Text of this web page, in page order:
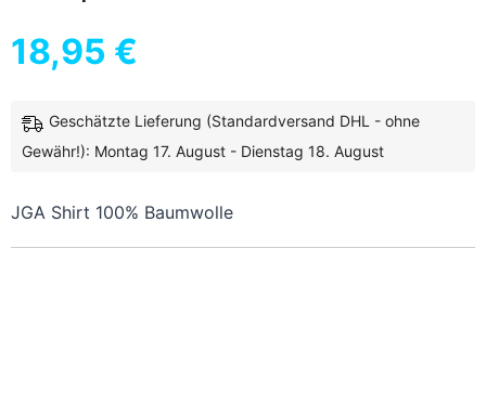
18,95 €
Geschätzte Lieferung (Standardversand DHL - ohne
Gewähr!): Montag 17. August - Dienstag 18. August
JGA Shirt 100% Baumwolle